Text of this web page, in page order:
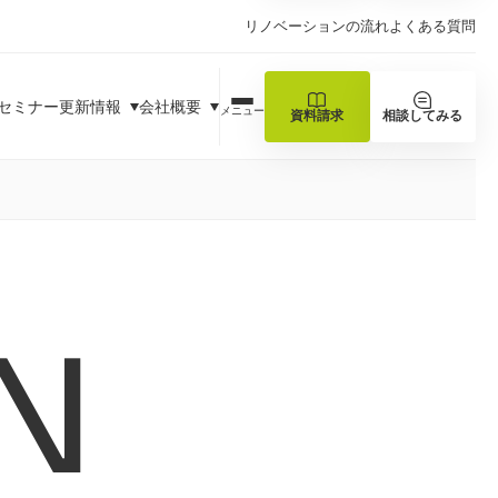
リノベーションの流れよくある質問
ミナー更新情報 会社概要 メニュー 資料請求 相談してみる